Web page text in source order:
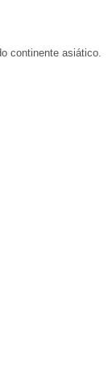
continente asiático.